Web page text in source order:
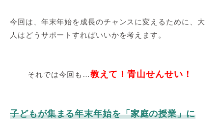
今回は、年末年始を成長のチャンスに変えるために、大
人はどうサポートすればいいかを考えます。
それでは今回も…教えて！青山せんせい！
子どもが集まる年末年始を「家庭の授業」に